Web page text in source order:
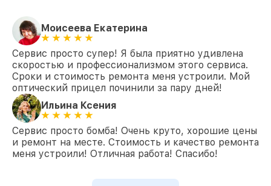
Моисеева Екатерина
Сервис просто супер! Я была приятно удивлена
скоростью и профессионализмом этого сервиса.
Сроки и стоимость ремонта меня устроили. Мой
оптический прицел починили за пару дней!
Ильина Ксения
Сервис просто бомба! Очень круто, хорошие цены
и ремонт на месте. Стоимость и качество ремонта
меня устроили! Отличная работа! Спасибо!